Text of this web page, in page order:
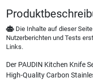
Die Inhalte auf dieser
Nutzerberichten und Tests
Links.
Der PAUDIN Kitchen Knife
High-Quality Carbon